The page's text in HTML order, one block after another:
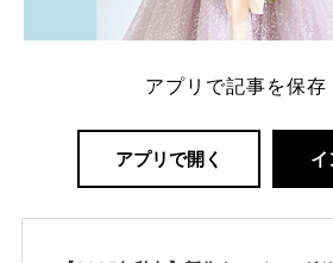
アプリで記事を保存
アプリで開く イ